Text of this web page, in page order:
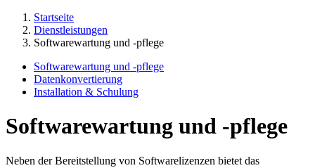
Startseite
Dienstleistungen
Softwarewartung und -pflege
Softwarewartung und -pflege
Datenkonvertierung
Installation & Schulung
Softwarewartung und -pflege
Neben der Bereitstellung von Softwarelizenzen bietet das